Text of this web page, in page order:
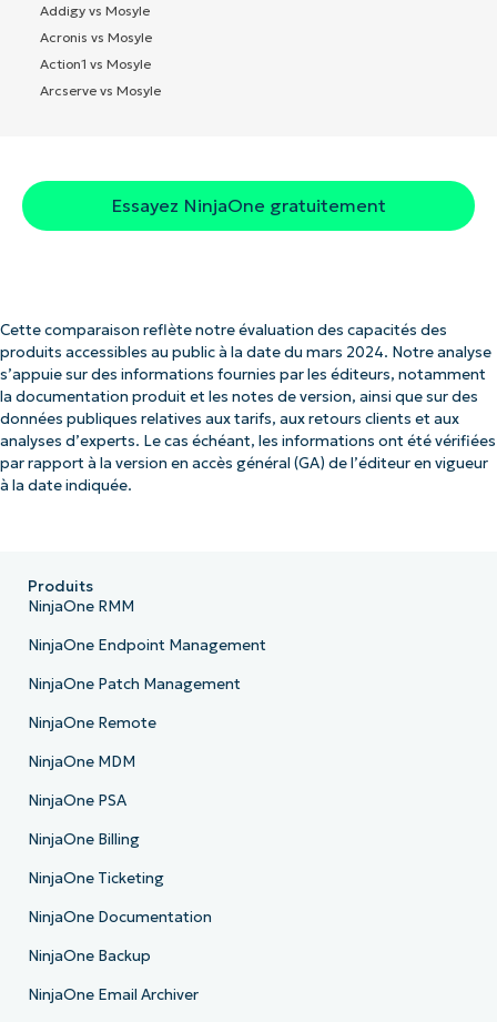
Addigy vs Mosyle
Acronis vs Mosyle
Action1 vs Mosyle
Arcserve vs Mosyle
Essayez NinjaOne gratuitement
Cette comparaison reflète notre évaluation des capacités des
produits accessibles au public à la date du mars 2024. Notre analyse
s’appuie sur des informations fournies par les éditeurs, notamment
la documentation produit et les notes de version, ainsi que sur des
données publiques relatives aux tarifs, aux retours clients et aux
analyses d’experts. Le cas échéant, les informations ont été vérifiées
par rapport à la version en accès général (GA) de l’éditeur en vigueur
à la date indiquée.
Produits
NinjaOne RMM
NinjaOne Endpoint Management
NinjaOne Patch Management
NinjaOne Remote
NinjaOne MDM
NinjaOne PSA
NinjaOne Billing
NinjaOne Ticketing
NinjaOne Documentation
NinjaOne Backup
NinjaOne Email Archiver